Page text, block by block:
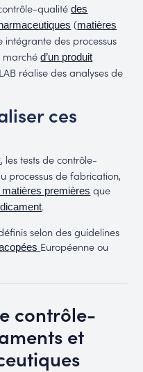
qualitédes
(matières
intégrante des processus
marchéd’un produit
réalise des analyses de
ces
, les tests de contrôle-
processus de fabrication,
matières premières que
.
selon des guidelines
Européenne ou
contrôle-
et